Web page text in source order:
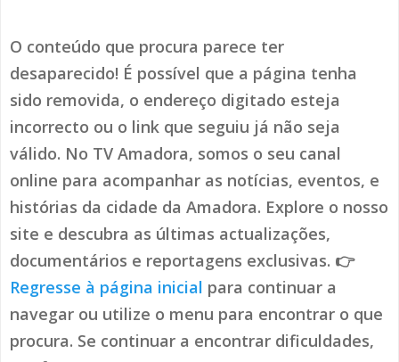
HISTÓRIAS DE ABRIL
O conteúdo que procura parece ter
desaparecido! É possível que a página tenha
sido removida, o endereço digitado esteja
incorrecto ou o link que seguiu já não seja
válido. No TV Amadora, somos o seu canal
online para acompanhar as notícias, eventos, e
histórias da cidade da Amadora. Explore o nosso
site e descubra as últimas actualizações,
documentários e reportagens exclusivas. 👉
Regresse à página inicial para continuar a
navegar ou utilize o menu para encontrar o que
procura. Se continuar a encontrar dificuldades,